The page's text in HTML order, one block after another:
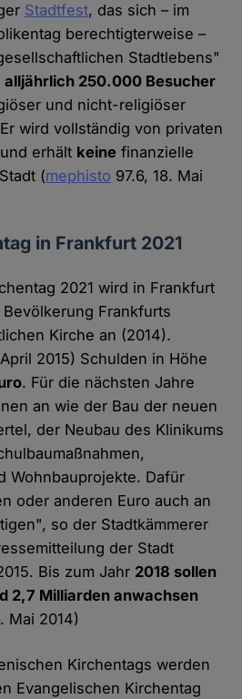
Stadtfest, das sich – im
berechtigterweise –
Stadtlebens"
alljährlich 250.000 Besucher
und nicht-religiöser
wird vollständig von privaten
erhält keine finanzielle
(mephisto 97.6, 18. Mai
in Frankfurt 2021
2021 wird in Frankfurt
Frankfurts
Kirche an (2014).
2015) Schulden in Höhe
. Für die nächsten Jahre
an wie der Bau der neuen
der Neubau des Klinikums
Wohnbauprojekte. Dafür
oder anderen Euro auch an
so der Stadtkämmerer
der Stadt
Bis zum Jahr 2018 sollen
2,7 Milliarden anwachsen
Mai 2014)
Kirchentags werden
Evangelischen Kirchentag